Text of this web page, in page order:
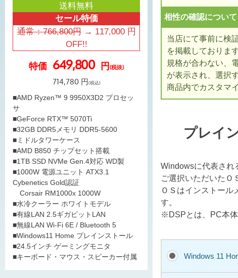
送料無料
セール特価
通常：766,800円→ 117,000円
OFF!!
特価 649,800 円(税抜)
714,780円(税込)
■AMD Ryzen™ 9 9950X3D2 プロセッ
サ
■GeForce RTX™ 5070Ti
■32GB DDR5メモリ DDR5-5600
■ミドルタワーケース
■AMD B850 チップセット搭載
■1TB SSD NVMe Gen.4対応 WD製
■1000W 電源ユニット ATX3.1
Cybenetics Gold認証
Corsair RM1000x 1000W
■水冷クーラー ホワイトモデル
■有線LAN 2.5ギガビットLAN
■無線LAN Wi-Fi 6E / Bluetooth 5
■Windows11 Home プレインストール
■24.5インチ ゲーミングモニタ
■キーボード・マウス・スピーカー付属
相性の確認について
当店にて事前に検
を掲載しております
規格が合わない、
が表示され、選択
商品内でカスタマ
プレイ
Windowsに代表さ
ご選択いただいたＯ
ＯＳはインストール
す。
※DSPとは、PC本体
Windows 11